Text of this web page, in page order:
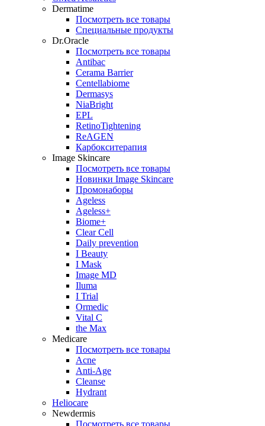
Dermatime
Посмотреть все товары
Специальные продукты
Dr.Oracle
Посмотреть все товары
Antibac
Cerama Barrier
Centellabiome
Dermasys
NiaBright
EPL
RetinoTightening
ReAGEN
Карбокситерапия
Image Skincare
Посмотреть все товары
Новинки Image Skincare
Промонаборы
Ageless
Ageless+
Biome+
Clear Cell
Daily prevention
I Beauty
I Mask
Image MD
Iluma
I Trial
Ormedic
Vital C
the Max
Medicare
Посмотреть все товары
Acne
Anti‑Age
Cleanse
Hydrant
Heliocare
Newdermis
Посмотреть все товары